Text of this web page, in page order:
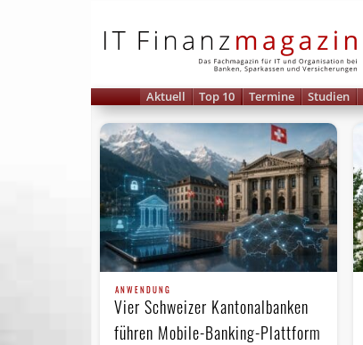
Aktuell Top 10 Termine Studien
ANWENDUNG
Vier Schweizer Kantonalbanken
führen Mobile-Banking-Plattform